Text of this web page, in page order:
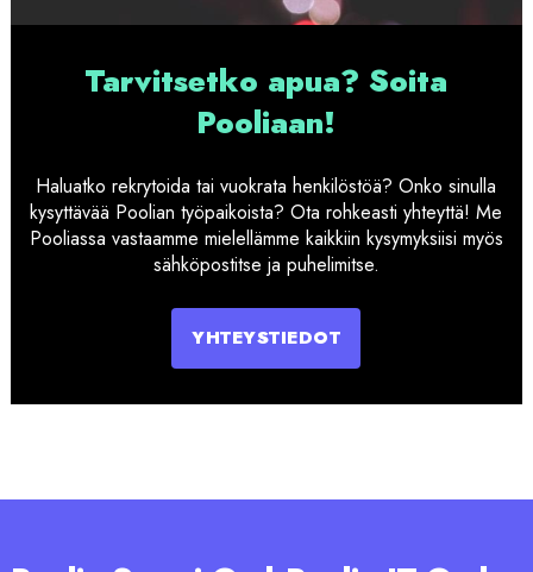
Tarvitsetko apua? Soita
Pooliaan!
Haluatko rekrytoida tai vuokrata henkilöstöä? Onko sinulla
kysyttävää Poolian työpaikoista? Ota rohkeasti yhteyttä! Me
Pooliassa vastaamme mielellämme kaikkiin kysymyksiisi myös
sähköpostitse ja puhelimitse.
YHTEYSTIEDOT